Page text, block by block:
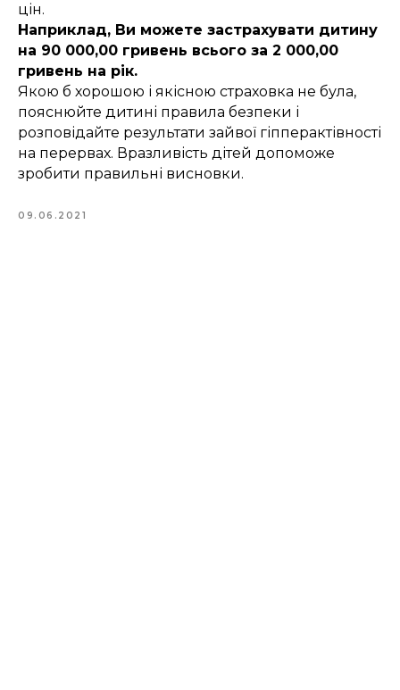
цін.
Наприклад, Ви можете застрахувати дитину
на 90 000,00 гривень всього за 2 000,00
гривень на рік.
Якою б хорошою і якісною страховка не була,
пояснюйте дитині правила безпеки і
розповідайте результати зайвої гіпперактівності
на перервах. Вразливість дітей допоможе
зробити правильні висновки.
09.06.2021